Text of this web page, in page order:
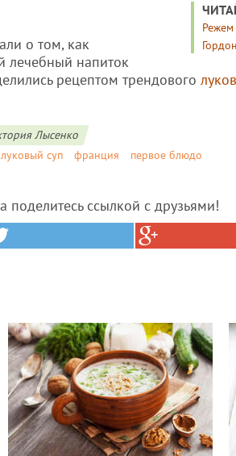
Режем
о том, как
лечебный напиток
рецептом трендового
Лысенко
луковый суп франция первое блюдо
поделитесь ссылкой с друзьями!